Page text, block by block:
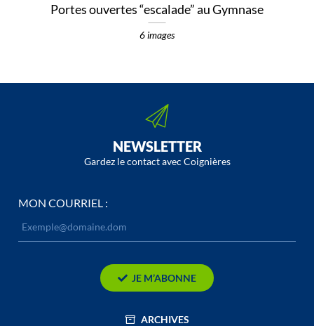
Portes ouvertes “escalade” au Gymnase
6 images
NEWSLETTER
Gardez le contact avec Coignières
MON COURRIEL :
JE M’ABONNE
ARCHIVES